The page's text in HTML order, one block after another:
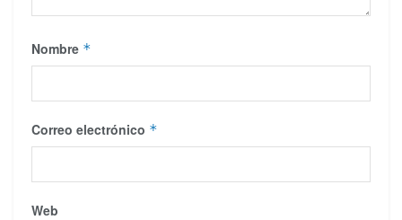
Nombre *
Correo electrónico *
Web